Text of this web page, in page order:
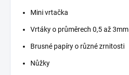
Mini vrtačka
Vrtáky o průměrech 0,5 až 3mm
Brusné papíry o různé zrnitosti
Nůžky